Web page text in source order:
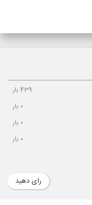
439بار
0 بار
0 بار
0 بار
رای دهید